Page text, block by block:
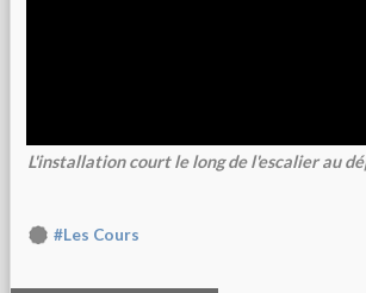
L'installation court le long de l'escalier au
#Les Cours